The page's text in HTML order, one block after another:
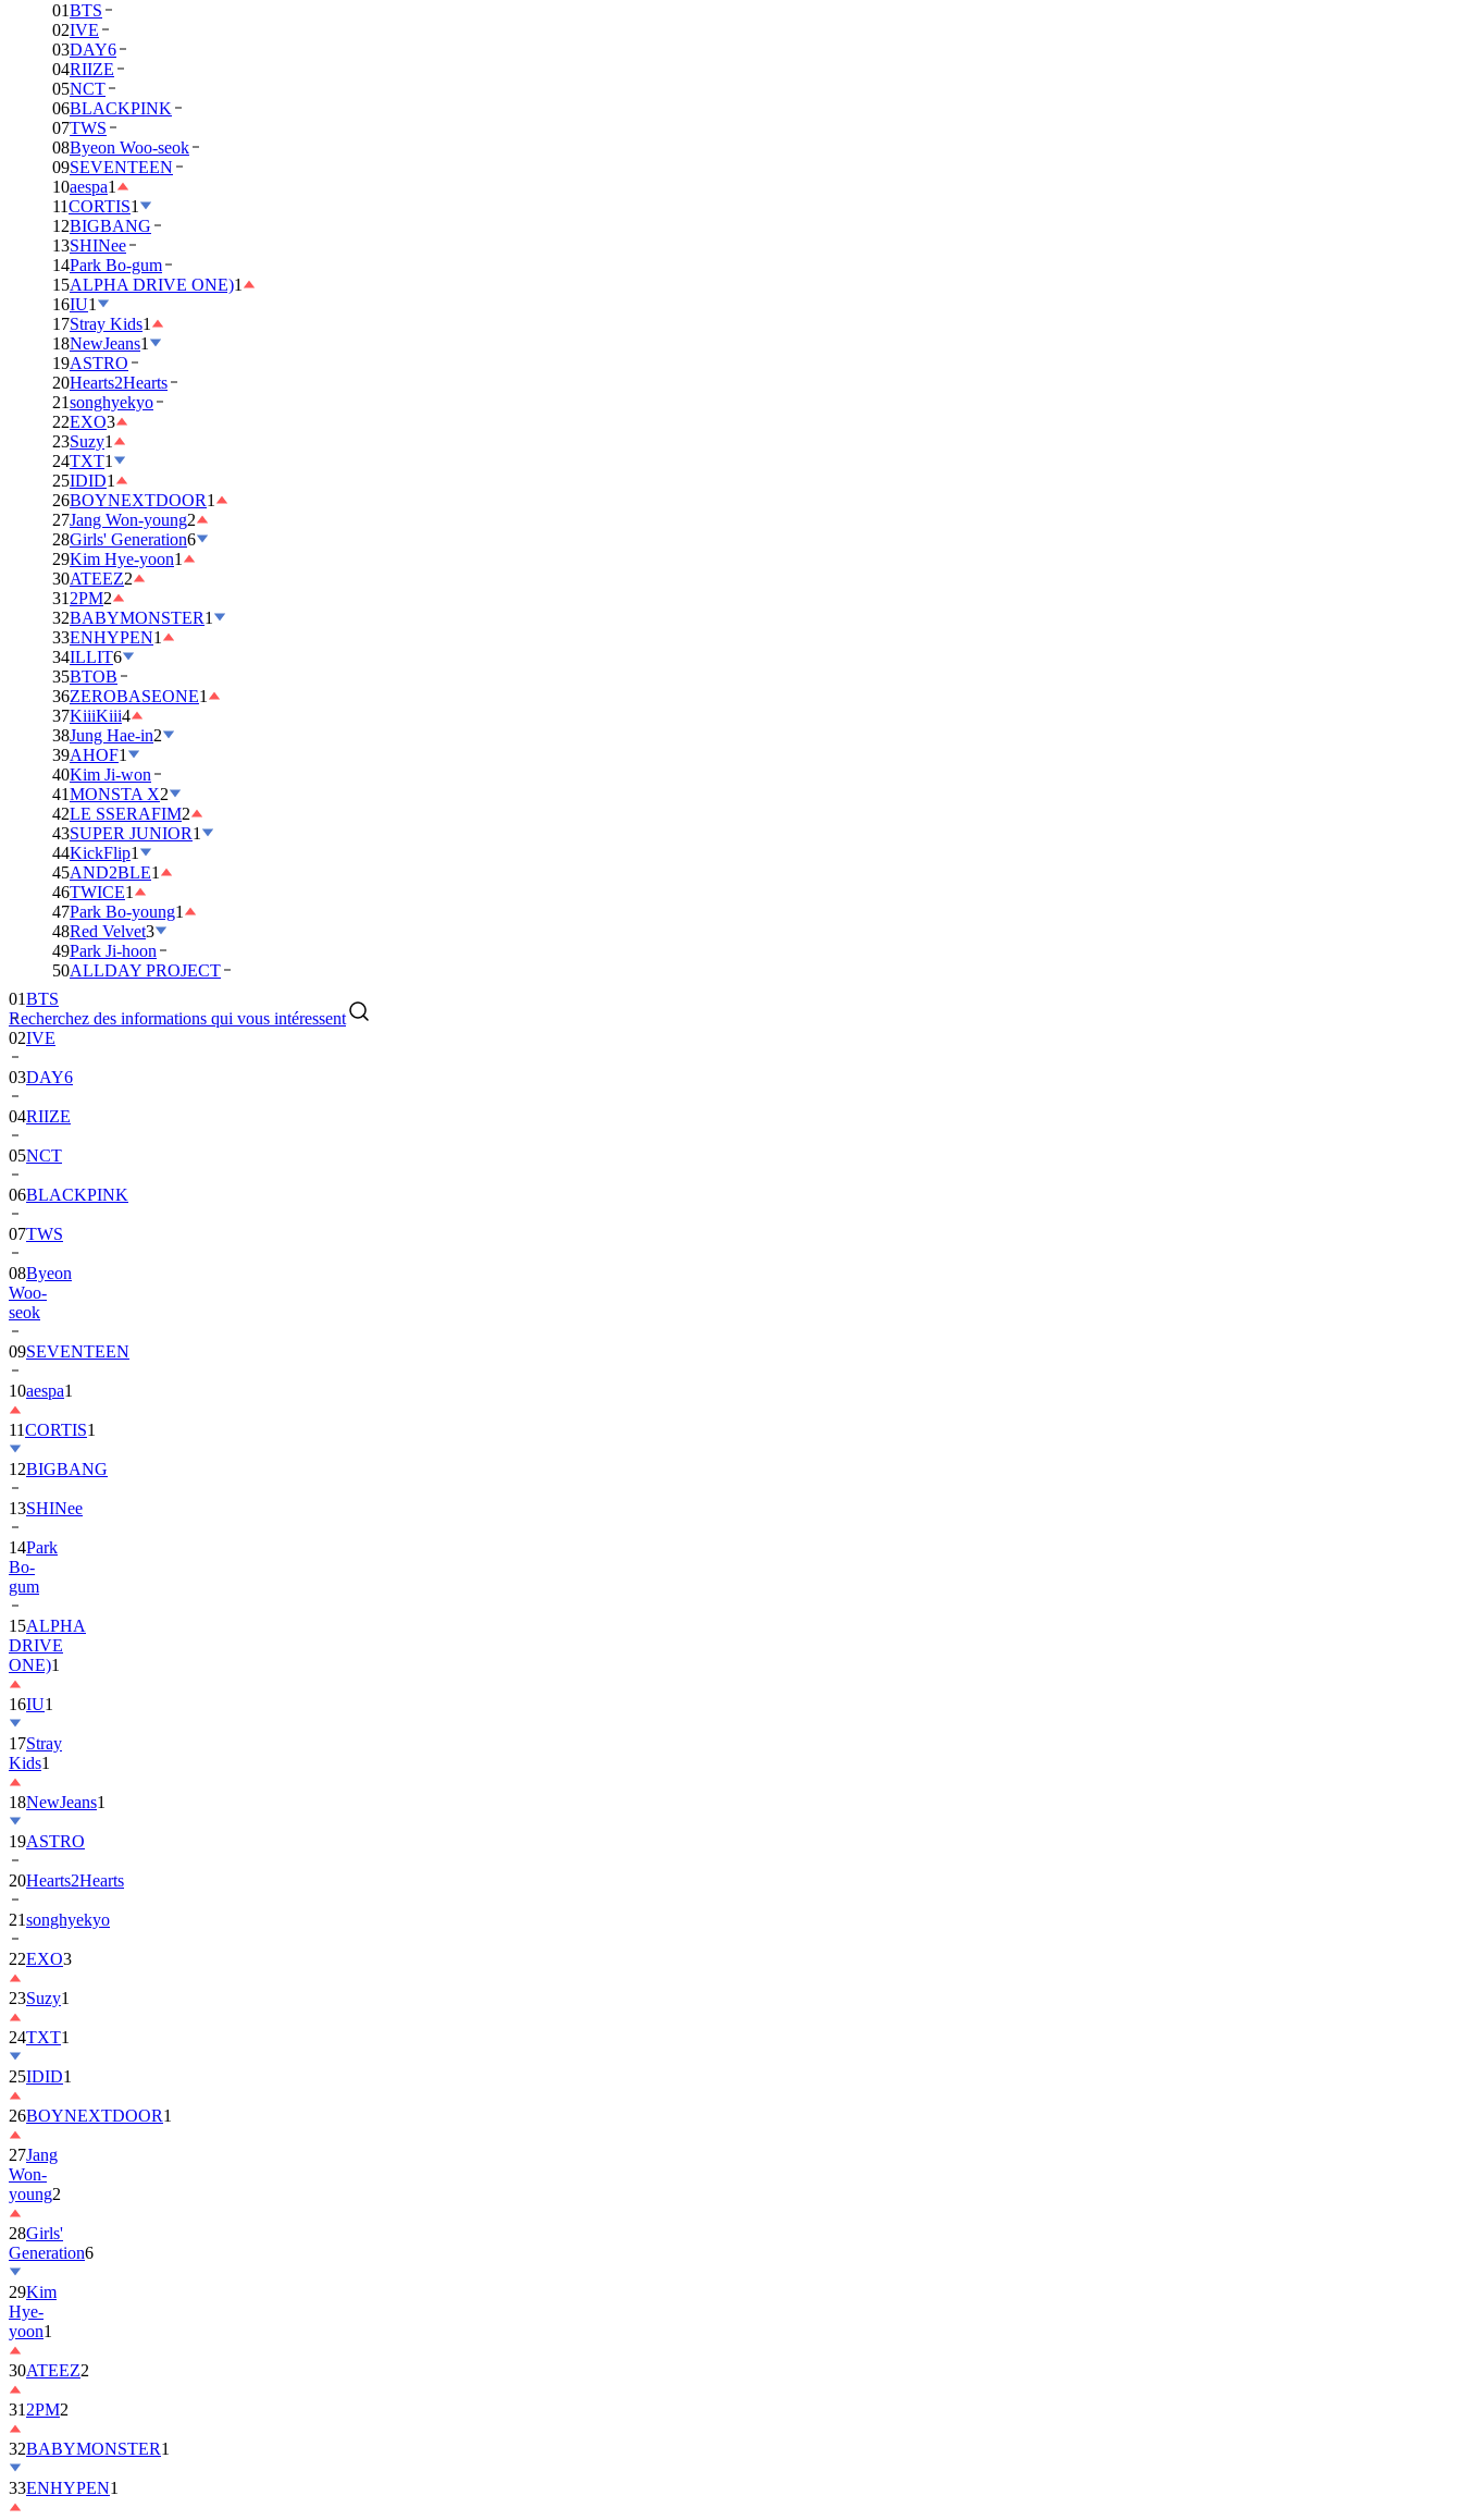
01BTS
02IVE
03DAY6
04RIIZE
05NCT
06BLACKPINK
07TWS
08Byeon Woo-seok
09SEVENTEEN
10aespa1
11CORTIS1
12BIGBANG
13SHINee
14Park Bo-gum
15ALPHA DRIVE ONE)1
16IU1
17Stray Kids1
18NewJeans1
19ASTRO
20Hearts2Hearts
21songhyekyo
22EXO3
23Suzy1
24TXT1
25IDID1
26BOYNEXTDOOR1
27Jang Won-young2
28Girls' Generation6
29Kim Hye-yoon1
30ATEEZ2
31 2PM2
32BABYMONSTER1
33ENHYPEN1
34ILLIT6
35BTOB
36ZEROBASEONE1
37KiiiKiii4
38Jung Hae-in2
39AHOF1
40Kim Ji-won
41MONSTA X2
42LE SSERAFIM2
43SUPER JUNIOR1
44KickFlip1
45AND2BLE1
46TWICE1
47Park Bo-young1
48Red Velvet3
49Park Ji-hoon
50ALLDAY PROJECT
Recherchez des informations qui vous intéressent
BTS
02IVE
03DAY6
04RIIZE
05NCT
06BLACKPINK
07TWS
08Byeon
Woo-
seok
09SEVENTEEN
10aespa1
11CORTIS
12BIGBANG
13SHINee
14Park
Bo-
gum
15ALPHA
DRIVE
ONE)1
16IU1
17Stray
Kids
18NewJeans
19ASTRO
20Hearts2Hearts
21songhyekyo
22EXO3
23Suzy1
24TXT1
25IDID1
26BOYNEXTDOOR
27Jang
Won-
young2
28Girls'
Generation
29Kim
Hye-
yoon1
30ATEEZ
312PM2
32 BABYMONSTER
33ENHYPEN1
34ILLIT6